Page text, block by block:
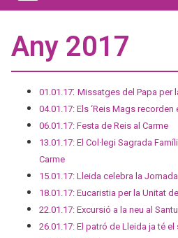
Any 2017
01.01.17: Missatges del Papa per
04.01.17: Els ‘Reis Mags
06.01.17: Festa de Reis al Carme
13.01.17: El Col·legi Sagrada
Carme
15.01.17: Lleida celebra la
18.01.17: Eucaristia per la Unitat
22.01.17: Excursió a la neu al
26.01.17: El patró de Lleida ja té